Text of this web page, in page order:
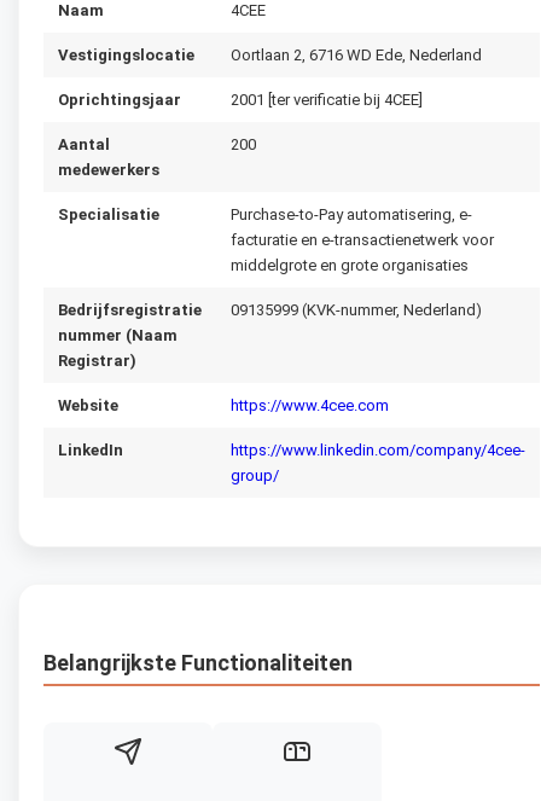
Naam 4CEE
Vestigingslocatie Oortlaan 2, 6716 WD Ede, Nederland
Oprichtingsjaar 2001 [ter verificatie bij 4CEE]
Aantal
medewerkers
200
Specialisatie
Purchase-to-Pay automatisering, e-
facturatie en e-transactienetwerk voor
middelgrote en grote organisaties
Bedrijfsregistratie
nummer (Naam
Registrar)
09135999 (KVK-nummer, Nederland)
Website https://www.4cee.com
LinkedIn
https://www.linkedin.com/company/4cee-
group/
Belangrijkste Functionaliteiten